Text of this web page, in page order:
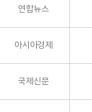
연합뉴스
아시아경제
국제신문